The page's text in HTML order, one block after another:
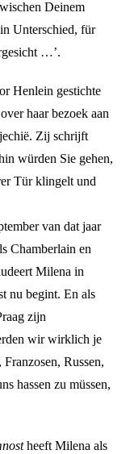
Deinem
Unterschied, für
…’.
Henlein gestichte
haar bezoek aan
Zij schrijft
würden Sie gehen,
Tür klingelt und
van dat jaar
Chamberlain en
Milena in
nu begint. En als
zijn
wir wirklich je
Russen,
hassen zu müssen,
heeft Milena als